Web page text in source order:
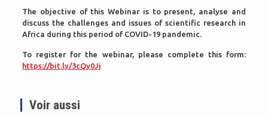
The objective of this Webinar is to present, analyse and
discuss the challenges and issues of scientific research in
Africa during this period of COVID-19 pandemic.
To register for the webinar, please complete this form:
https://bit.ly/3cQy0Jj
Voir aussi